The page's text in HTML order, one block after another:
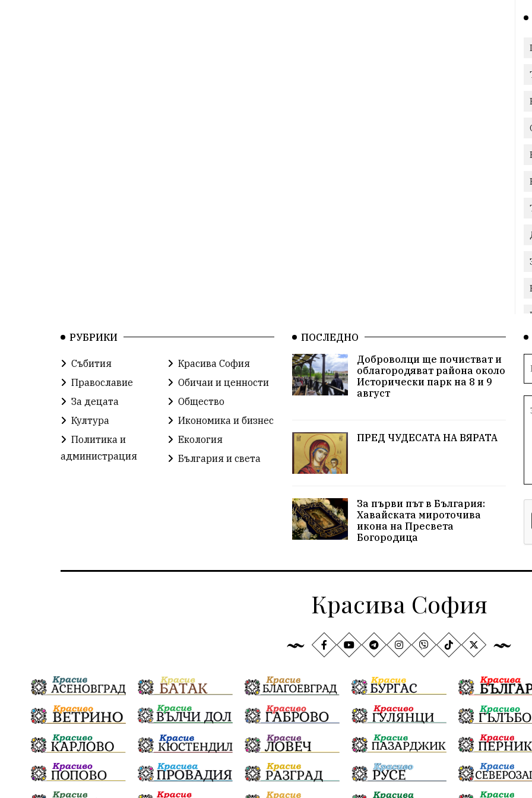
РУБРИКИ
Събития
Красива София
Православие
Обичаи и ценности
За децата
Общество
Култура
Икономика и бизнес
Политика и
администрация
Екология
България и света
ПОСЛЕДНО
Доброволци ще почистват и
облагородяват района около
Исторически парк на 8 и 9
август
ПРЕД ЧУДЕСАТА НА ВЯРАТА
За първи път в България:
Хавайската мироточива
икона на Пресвета
Богородица
Красива София